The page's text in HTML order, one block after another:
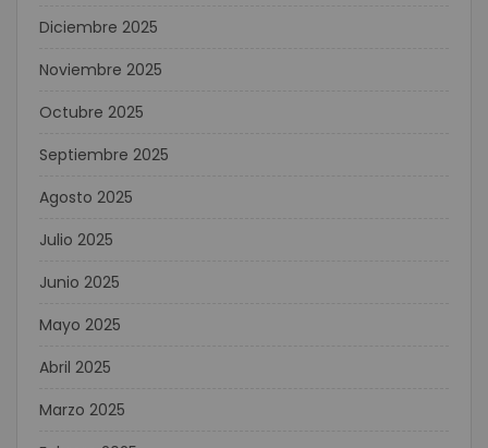
Diciembre 2025
Noviembre 2025
Octubre 2025
Septiembre 2025
Agosto 2025
Julio 2025
Junio 2025
Mayo 2025
Abril 2025
Marzo 2025